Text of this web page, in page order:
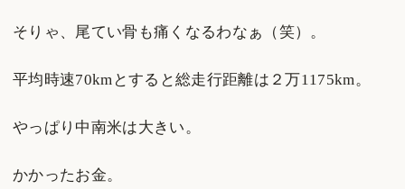
そりゃ、尾てい骨も痛くなるわなぁ（笑）。
平均時速70kmとすると総走行距離は２万1175km。
やっぱり中南米は大きい。
かかったお金。